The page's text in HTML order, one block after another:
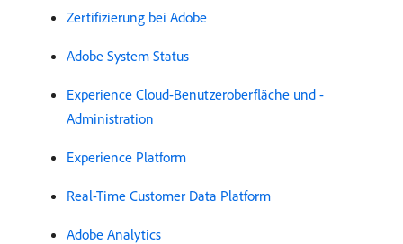
Zertifizierung bei Adobe
Adobe System Status
Experience Cloud-Benutzeroberfläche und -
Administration
Experience Platform
Real-Time Customer Data Platform
Adobe Analytics